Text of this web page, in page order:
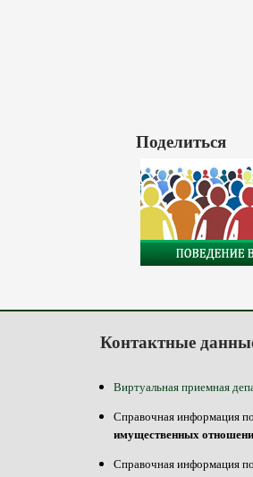
Поделиться
Контактные
Виртуальная приемная
Справочная информация
имущественных
Справочная информация